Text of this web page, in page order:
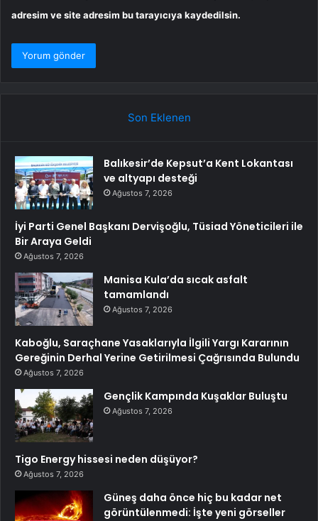
adresim ve site adresim bu tarayıcıya kaydedilsin.
Son Eklenen
Balıkesir’de Kepsut’a Kent Lokantası
ve altyapı desteği
Ağustos 7, 2026
İyi Parti Genel Başkanı Dervişoğlu, Tüsiad Yöneticileri ile
Bir Araya Geldi
Ağustos 7, 2026
Manisa Kula’da sıcak asfalt
tamamlandı
Ağustos 7, 2026
Kaboğlu, Saraçhane Yasaklarıyla İlgili Yargı Kararının
Gereğinin Derhal Yerine Getirilmesi Çağrısında Bulundu
Ağustos 7, 2026
Gençlik Kampında Kuşaklar Buluştu
Ağustos 7, 2026
Tigo Energy hissesi neden düşüyor?
Ağustos 7, 2026
Güneş daha önce hiç bu kadar net
görüntülenmedi: İşte yeni görseller